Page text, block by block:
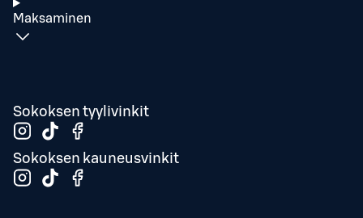
Maksaminen
Sokoksen tyylivinkit
Sokoksen kauneusvinkit